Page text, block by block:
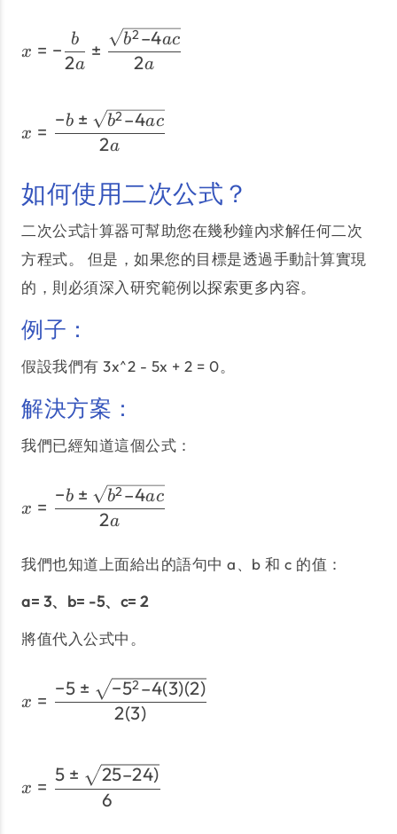
x = −
2a
b ±
2a
b2–4ac
x =
2a
−b ± b2–4ac
如何使用二次公式？
二次公式計算器可幫助您在幾秒鐘內求解任何二次
方程式。 但是，如果您的目標是透過手動計算實現
的，則必須深入研究範例以探索更多內容。
例子：
假設我們有 3x^2 - 5x + 2 = 0。
解決方案：
我們已經知道這個公式：
x =
2a
−b ± b2–4ac
我們也知道上面給出的語句中 a、b 和 c 的值：
a= 3、b= -5、c= 2
將值代入公式中。
x = \dfrac{-5 \pm
x =
2(3)
−5 ± −52–4(3)(2)
x =
6
5 ± 25–24)